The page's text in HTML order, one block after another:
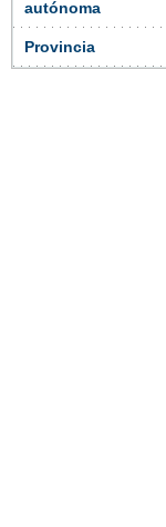
autónoma
Provincia